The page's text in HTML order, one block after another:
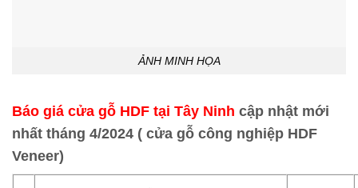
ẢNH MINH HỌA
Báo giá cửa gỗ HDF tại Tây Ninh cập nhật mới
nhất tháng 4/2024 ( cửa gỗ công nghiệp HDF
Veneer)